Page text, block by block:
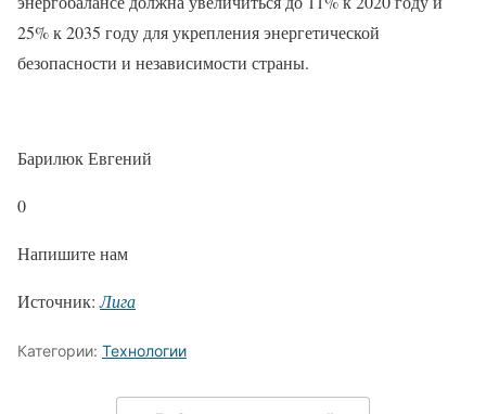
25% к 2035 году для укрепления энергетической
безопасности и независимости страны.
Барилюк Евгений
0
Напишите нам
Источник:Лига
Категории: Технологии